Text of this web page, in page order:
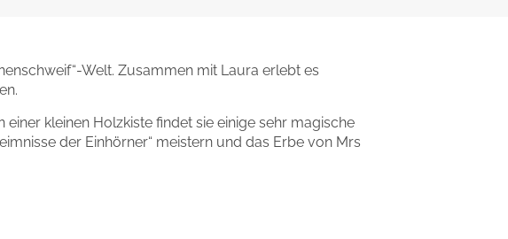
Welt. Zusammen mit Laura erlebt es
kleinen Holzkiste findet sie einige sehr magische
der Einhörner“ meistern und das Erbe von Mrs